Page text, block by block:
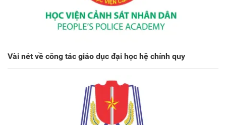
Vài nét về công tác giáo dục đại học hệ chính quy